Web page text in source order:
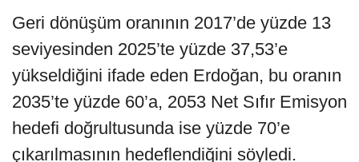
Geri dönüşüm oranının 2017’de yüzde 13
seviyesinden 2025’te yüzde 37,53’e
yükseldiğini ifade eden Erdoğan, bu oranın
2035’te yüzde 60’a, 2053 Net Sıfır Emisyon
hedefi doğrultusunda ise yüzde 70’e
çıkarılmasının hedeflendiğini söyledi.